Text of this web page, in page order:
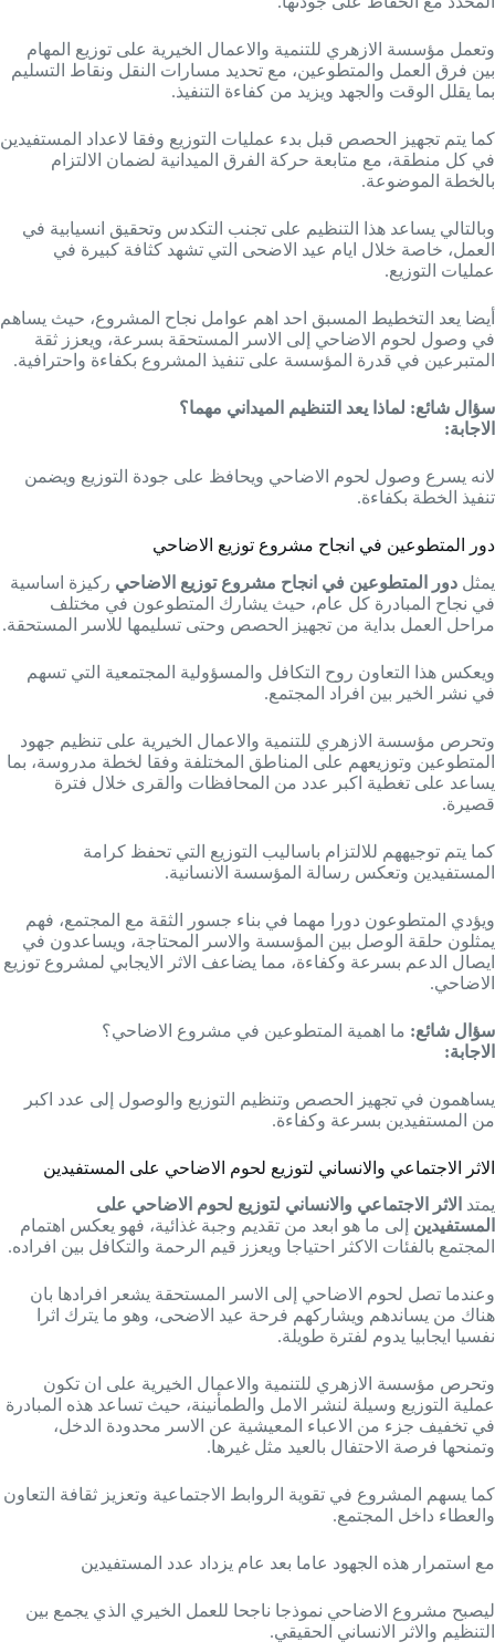
وتعمل مؤسسة الازهري للتنمية والاعمال الخيرية على توزيع المهام
بين فرق العمل والمتطوعين، مع تحديد مسارات النقل ونقاط التسليم
بما يقلل الوقت والجهد ويزيد من كفاءة التنفيذ.
كما يتم تجهيز الحصص قبل بدء عمليات التوزيع وفقا لاعداد المستفيدين
في كل منطقة، مع متابعة حركة الفرق الميدانية لضمان الالتزام
بالخطة الموضوعة.
وبالتالي يساعد هذا التنظيم على تجنب التكدس وتحقيق انسيابية في
العمل، خاصة خلال ايام عيد الاضحى التي تشهد كثافة كبيرة في
عمليات التوزيع.
أيضا يعد التخطيط المسبق احد اهم عوامل نجاح المشروع، حيث يساهم
في وصول لحوم الاضاحي إلى الاسر المستحقة بسرعة، ويعزز ثقة
المتبرعين في قدرة المؤسسة على تنفيذ المشروع بكفاءة واحترافية.
سؤال شائع: لماذا يعد التنظيم الميداني مهما؟
الاجابة:
لانه يسرع وصول لحوم الاضاحي ويحافظ على جودة التوزيع ويضمن
تنفيذ الخطة بكفاءة.
دور المتطوعين في انجاح مشروع توزيع الاضاحي
يمثل دور المتطوعين في انجاح مشروع توزيع الاضاحي ركيزة اساسية
في نجاح المبادرة كل عام، حيث يشارك المتطوعون في مختلف
مراحل العمل بداية من تجهيز الحصص وحتى تسليمها للاسر المستحقة.
ويعكس هذا التعاون روح التكافل والمسؤولية المجتمعية التي تسهم
في نشر الخير بين افراد المجتمع.
وتحرص مؤسسة الازهري للتنمية والاعمال الخيرية على تنظيم جهود
المتطوعين وتوزيعهم على المناطق المختلفة وفقا لخطة مدروسة، بما
يساعد على تغطية اكبر عدد من المحافظات والقرى خلال فترة
قصيرة.
كما يتم توجيههم للالتزام باساليب التوزيع التي تحفظ كرامة
المستفيدين وتعكس رسالة المؤسسة الانسانية.
ويؤدي المتطوعون دورا مهما في بناء جسور الثقة مع المجتمع، فهم
يمثلون حلقة الوصل بين المؤسسة والاسر المحتاجة، ويساعدون في
ايصال الدعم بسرعة وكفاءة، مما يضاعف الاثر الايجابي لمشروع توزيع
الاضاحي.
سؤال شائع: ما اهمية المتطوعين في مشروع الاضاحي؟
الاجابة:
يساهمون في تجهيز الحصص وتنظيم التوزيع والوصول إلى عدد اكبر
من المستفيدين بسرعة وكفاءة.
الاثر الاجتماعي والانساني لتوزيع لحوم الاضاحي على المستفيدين
يمتد الاثر الاجتماعي والانساني لتوزيع لحوم الاضاحي على
المستفيدين إلى ما هو ابعد من تقديم وجبة غذائية، فهو يعكس اهتمام
المجتمع بالفئات الاكثر احتياجا ويعزز قيم الرحمة والتكافل بين افراده.
وعندما تصل لحوم الاضاحي إلى الاسر المستحقة يشعر افرادها بان
هناك من يساندهم ويشاركهم فرحة عيد الاضحى، وهو ما يترك اثرا
نفسيا ايجابيا يدوم لفترة طويلة.
وتحرص مؤسسة الازهري للتنمية والاعمال الخيرية على ان تكون
عملية التوزيع وسيلة لنشر الامل والطمأنينة، حيث تساعد هذه المبادرة
في تخفيف جزء من الاعباء المعيشية عن الاسر محدودة الدخل،
وتمنحها فرصة الاحتفال بالعيد مثل غيرها.
كما يسهم المشروع في تقوية الروابط الاجتماعية وتعزيز ثقافة التعاون
والعطاء داخل المجتمع.
مع استمرار هذه الجهود عاما بعد عام يزداد عدد المستفيدين
ليصبح مشروع الاضاحي نموذجا ناجحا للعمل الخيري الذي يجمع بين
التنظيم والاثر الانساني الحقيقي.